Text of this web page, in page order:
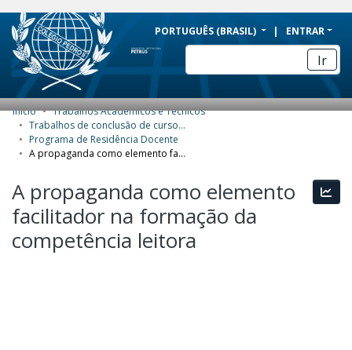
BRAZIL
Simplifique!
Comunica BR
Participe
Acesso à informação
Legislação
PORTUGUÊS (BRASIL) ENTRAR
Ir
COMUNIDADES E COLEÇÕES
NAVEGAR
ESTATÍSTICAS
SOBRE
Início
Trabalhos Acadêmicos e Técnicos
Trabalhos de conclusão de curso de Especialização
Programa de Residência Docente
A propaganda como elemento facilitador na formação da competência leitora
A propaganda como elemento
facilitador na formação da
competência leitora